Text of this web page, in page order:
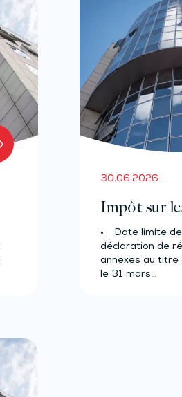
30.06.2026
Impôt sur
• Date limite
déclaration de
annexes au titre
le 31 mars…